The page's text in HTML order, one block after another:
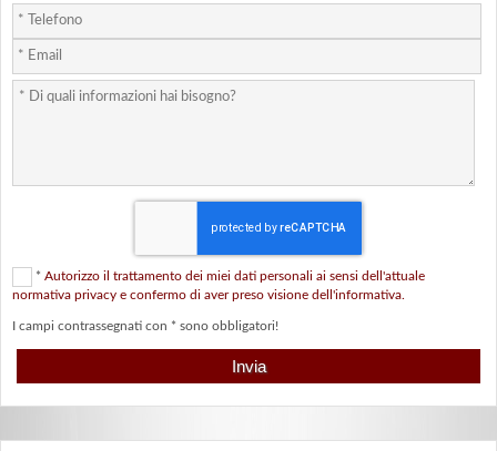
* Autorizzo il trattamento dei miei dati personali ai sensi dell'attuale
normativa privacy e confermo di aver preso visione dell'informativa.
I campi contrassegnati con * sono obbligatori!